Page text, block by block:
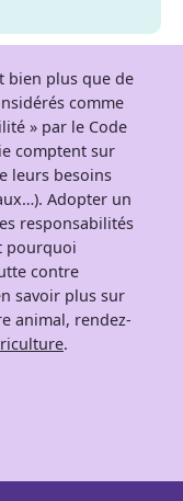
bien plus que de
comme
» par le Code
comptent sur
leurs besoins
Adopter un
responsabilités
pourquoi
contre
savoir plus sur
animal, rendez-
.